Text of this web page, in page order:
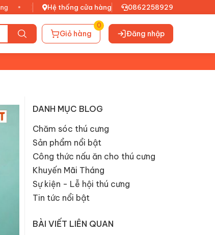
Xuất VAT đầy đủ •
Hệ thống cửa hàng 0862258929
Giỏ hàng
0
Đăng nhập
DANH MỤC BLOG
Chăm sóc thú cưng
Sản phẩm nổi bật
Công thức nấu ăn cho thú cưng
Khuyến Mãi Tháng
Sự kiện - Lễ hội thú cưng
Tin tức nổi bật
BÀI VIẾT LIÊN QUAN